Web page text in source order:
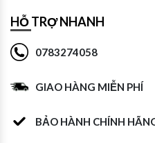
HỖ TRỢ NHANH
0783274058
GIAO HÀNG MIỄN PHÍ
BẢO HÀNH CHÍNH